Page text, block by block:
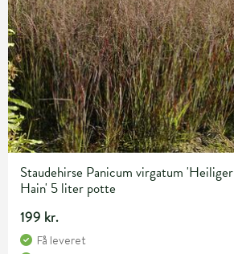
Staudehirse Panicum virgatum 'Heiliger
Hain' 5 liter potte
199 kr.
Få leveret